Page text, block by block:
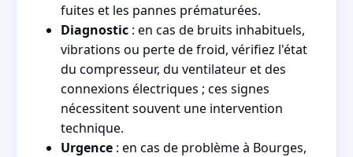
fuites et les pannes prématurées.
Diagnostic : en cas de bruits inhabituels,
vibrations ou perte de froid, vérifiez l'état
du compresseur, du ventilateur et des
connexions électriques ; ces signes
nécessitent souvent une intervention
technique.
Urgence : en cas de problème à Bourges,